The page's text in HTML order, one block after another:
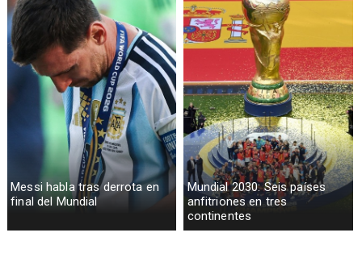
Messi habla tras derrota en
final del Mundial
Mundial 2030: Seis países
anfitriones en tres
continentes